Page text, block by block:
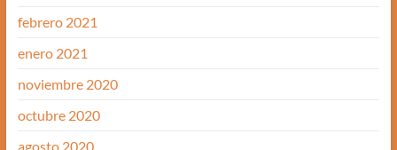
febrero 2021
enero 2021
noviembre 2020
octubre 2020
agosto 2020